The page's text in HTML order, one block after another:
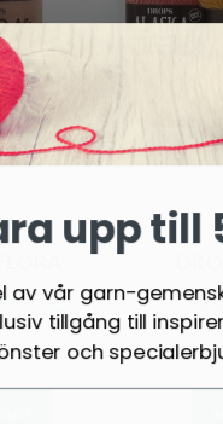
SEK
upp till
av vår garn-
tillgång till
och